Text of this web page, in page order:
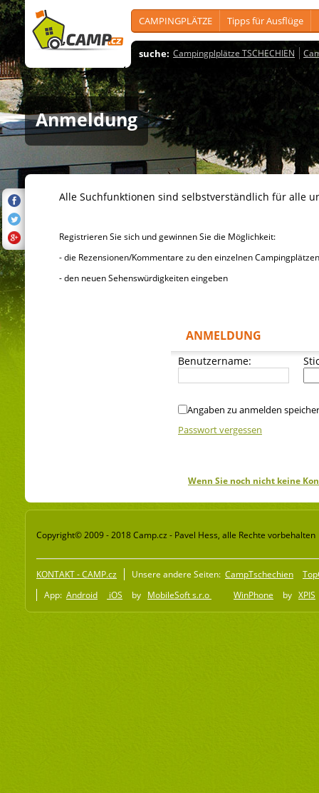
CAMPINGPLÄTZE Tipps für Ausflüge
suche: Campingplplätze TSCHECHIEN
Anmeldung
Alle Suchfunktionen sind selbstverständlich für alle
Registrieren Sie sich und gewinnen Sie die Möglichkeit:
- die Rezensionen/Kommentare zu den einzelnen
- den neuen Sehenswürdigkeiten eingeben
ANMELDUNG
Benutzername:
Angaben zu anmelden
Passwort vergessen
Wenn Sie noch nicht keine
Copyright© 2009 - 2018 Camp.cz - Pavel Hess, alle Rechte vorbehalten
KONTAKT - CAMP.cz Unsere andere Seiten: CampTschechien
App: Android iOS by MobileSoft s.r.o WinPhone by XPIS